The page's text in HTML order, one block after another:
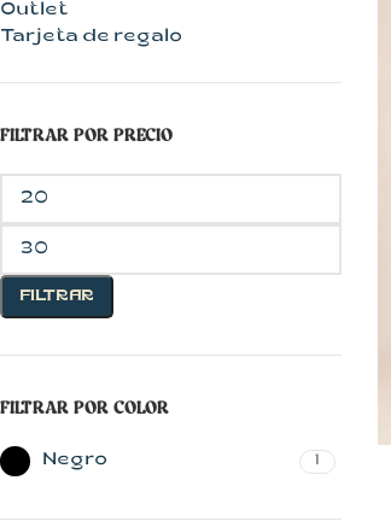
ESTILO
Blusas
Outlet
Tarjeta de regalo
FILTRAR POR PRECIO
FILTRAR
FILTRAR POR COLOR
Negro 1